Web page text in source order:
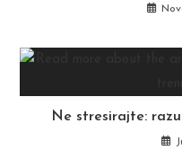
Ne stresirajte: